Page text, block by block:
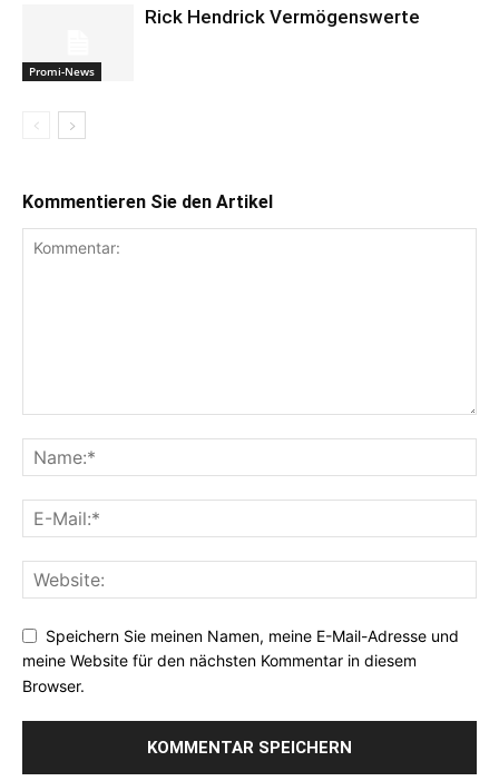
Promi-News
Rick Hendrick Vermögenswerte
Kommentieren Sie den Artikel
Speichern Sie meinen Namen, meine E-Mail-Adresse und
meine Website für den nächsten Kommentar in diesem
Browser.